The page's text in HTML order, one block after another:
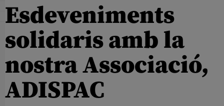
Esdeveniments
solidaris amb la
nostra Associació,
ADISPAC